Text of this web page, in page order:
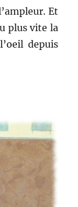
Et
plus vite la
depuis